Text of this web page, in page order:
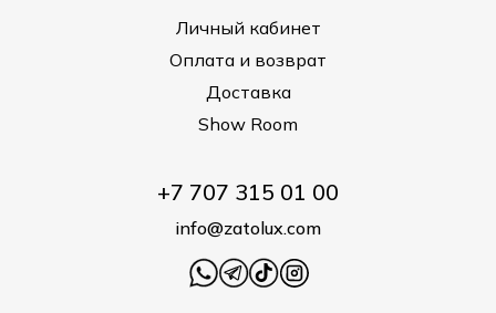
Личный кабинет
Оплата и возврат
Доставка
Show Room
+7 707 315 01 00
info@zatolux.com